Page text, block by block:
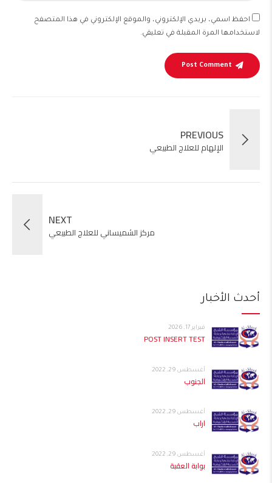
احفظ اسمي، بريدي الإلكتروني، والموقع الإلكتروني في هذا المتصفح
لاستخدامها المرة المقبلة في تعليقي.
Post Comment
PREVIOUS
الإلهام للعلاج الطبيعي
NEXT
مركز الشميساني للعلاج الطبيعي
أحدث الأخبار
فبراير 17, 2026
POST INSERT TEST
أغسطس 29, 2022
الجنوب
أغسطس 29, 2022
اراب
أغسطس 29, 2022
بوابة العقبة